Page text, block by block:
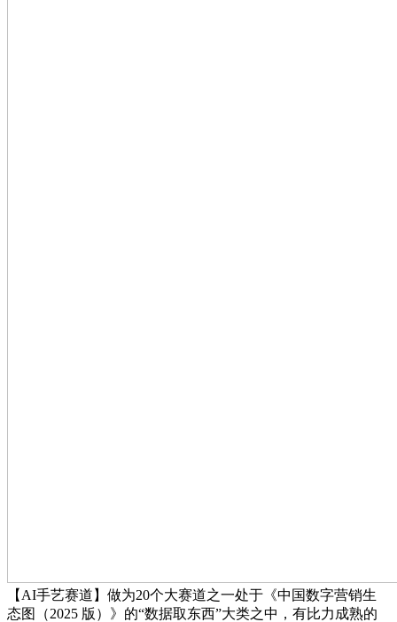
【AI手艺赛道】做为20个大赛道之一处于《中国数字营销生
态图（2025 版）》的“数据取东西”大类之中，有比力成熟的